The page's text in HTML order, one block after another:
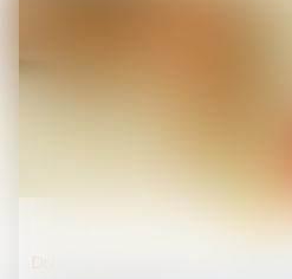
Divorce et séparation